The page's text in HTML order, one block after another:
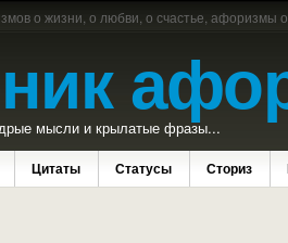
о жизни, о любви, о счастье,
мысли и крылатые фразы...
Цитаты Статусы Сториз